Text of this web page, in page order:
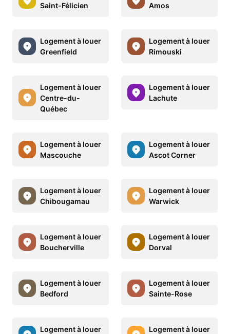
Saint-Félicien
Amos
Logement à louer
Greenfield
Logement à louer
Rimouski
Logement à louer
Centre-du-
Québec
Logement à louer
Lachute
Logement à louer
Mascouche
Logement à louer
Ascot Corner
Logement à louer
Chibougamau
Logement à louer
Warwick
Logement à louer
Boucherville
Logement à louer
Dorval
Logement à louer
Bedford
Logement à louer
Sainte-Rose
Logement à louer
Logement à louer